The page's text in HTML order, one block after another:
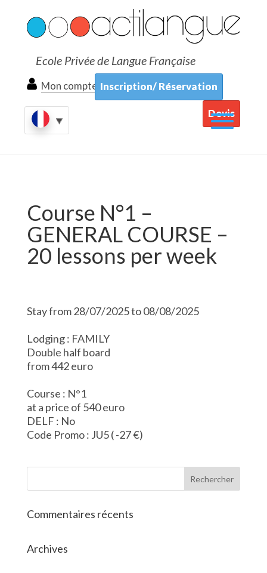
Ecole Privée de Langue Française
Mon compte Inscription/ Réservation
Devis
Course N°1 –
GENERAL COURSE –
20 lessons per week
Stay from 28/07/2025 to 08/08/2025
Lodging : FAMILY
Double half board
from 442 euro
Course : N°1
at a price of 540 euro
DELF : No
Code Promo : JU5 ( -27 €)
Commentaires récents
Archives